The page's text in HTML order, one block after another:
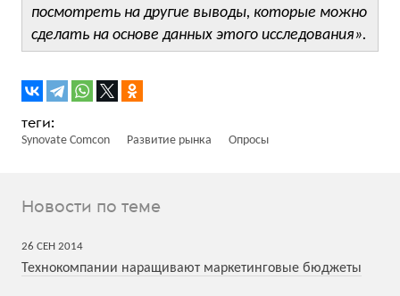
посмотреть на другие выводы, которые можно
сделать на основе данных этого исследования».
Synovate Comcon Развитие рынка Опросы
Новости по теме
26 СЕН 2014
Технокомпании наращивают маркетинговые бюджеты